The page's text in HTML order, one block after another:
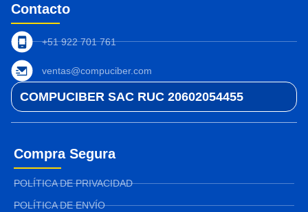
Contacto
+51 922 701 761
ventas@compuciber.com
COMPUCIBER SAC RUC 20602054455
Compra Segura
POLÍTICA DE PRIVACIDAD
POLÍTICA DE ENVÍO